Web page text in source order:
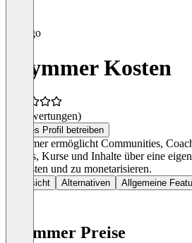
Glymmer Kosten
(0 Bewertungen)
Dieses Profil betreiben
Glymmer ermöglicht Communities,
Events, Kurse und Inhalte über eine
zu hosten und zu monetarisieren.
Übersicht Alternativen Allgemeine
Glymmer Preise